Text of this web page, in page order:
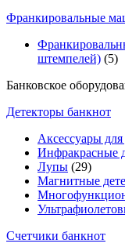
Франкировальные
штемпелей) (5)
Банковское
Детекторы банкнот
Аксессуары
Инфракрасные
Лупы (29)
Магнитные
Счетчики банкнот